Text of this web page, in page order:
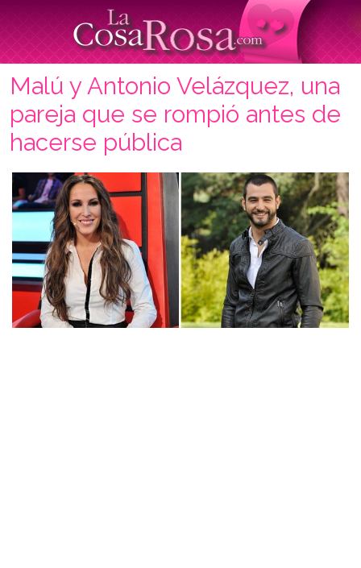
Malú y Antonio Velázquez, una
pareja que se rompió antes de
hacerse pública